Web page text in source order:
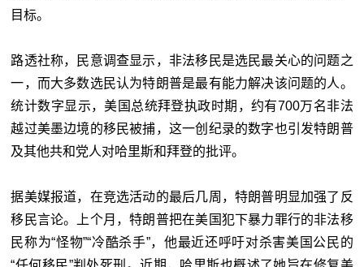
目标。
路透社称，民意调查显示，非法移民是选民最关心的问题之
一，而大多数选民认为特朗普是最有能力解决该问题的人。
统计数字显示，美国总统拜登执政时期，约有700万名非法
越过美墨边境的移民被捕，这一创纪录的数字也引发特朗普
及其他共和党人对哈里斯和拜登的批评。
据美媒报道，在竞选活动的最后几周，特朗普明显加强了反
移民言论。上个月，特朗普把在美国犯下暴力罪行的非法移
民称为“怪物”“冷酷杀手”，他最近还呼吁对杀害美国公民的